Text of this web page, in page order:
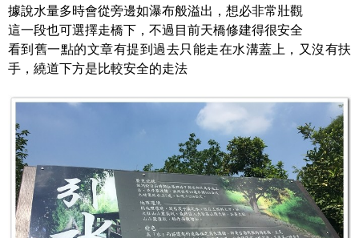
據說水量多時會從旁邊如瀑布般溢出，想必非常壯觀
這一段也可選擇走橋下，不過目前天橋修建得很安全
看到舊一點的文章有提到過去只能走在水溝蓋上，又沒有扶
手，繞道下方是比較安全的走法